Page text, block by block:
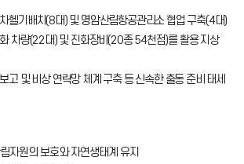
헬기배치(8대) 및 영암산림항공관리소 협업 구축(4대)
차량(22대) 및 진화장비(20종 54천점)를 활용 지상
고 및 비상 연락망 체계 구축 등 신속한 출동 준비 태세
자원의 보호와 자연생태계 유지